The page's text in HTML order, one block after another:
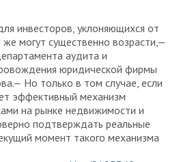
инвесторов, уклоняющихся от
же могут существенно возрасти,—
аудита и
юридической фирмы
Но только в том случае, если
эффективный механизм
на рынке недвижимости и
подтверждать реальные
момент такого механизма